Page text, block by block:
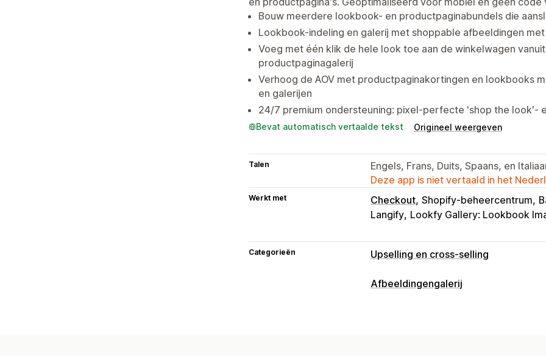
Bouw meerdere lookbook- en productpaginabundels die
Lookbook-indeling en galerij met shoppable afbeeldingen
Voeg met één klik de hele look toe aan de winkelwagen
productpaginagalerij
Verhoog de AOV met productpaginakortingen en lookbooks
en galerijen
24/7 premium ondersteuning: pixel-perfecte 'shop the look'-
Bevat automatisch vertaalde tekst Origineel weergeven
Talen
Engels, Frans, Duits, Spaans, en
Deze app is niet vertaald in het
Werkt met Checkout Shopify-beheercentrum
Langify Lookfy Gallery: Lookbook
Categorieën Upselling en cross-selling
Aanpassing
Afbeeldingengalerij